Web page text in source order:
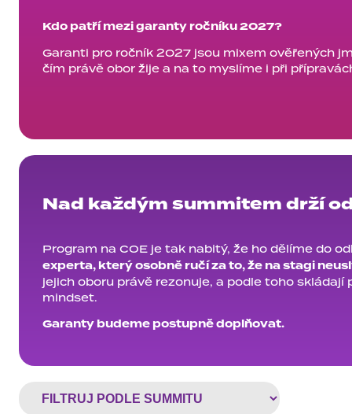
Kdo patří mezi garanty ročníku 2027?
Garanti pro ročník 2027 jsou mixem ověřených
čím právě obor žije a na to myslíme i při
Nad každým summitem drží
Program na COE je tak nabitý, že ho dělíme do
experta, který osobně ručí za to, že na stagi
jejich oboru právě rezonuje, a podle toho
mindset.
Garanty budeme postupně doplňovat.